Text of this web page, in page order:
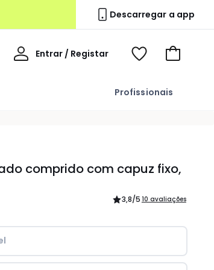
Descarregar a app
Profissionais
Entrar / Registar
Voir
Ir
carrinho
comprido com capuz fixo,
3,8/5 10 avaliações